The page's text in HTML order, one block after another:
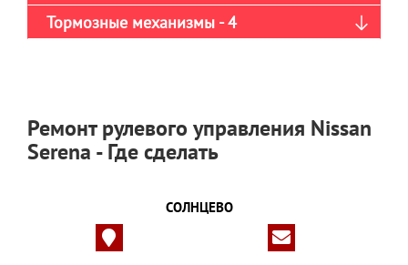
Тормозные механизмы - 4
Ремонт рулевого управления Nissan
Serena - Где сделать
СОЛНЦЕВО